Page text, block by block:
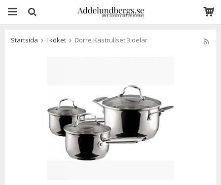
Startsida I köket Dorre Kastrullset 3 delar